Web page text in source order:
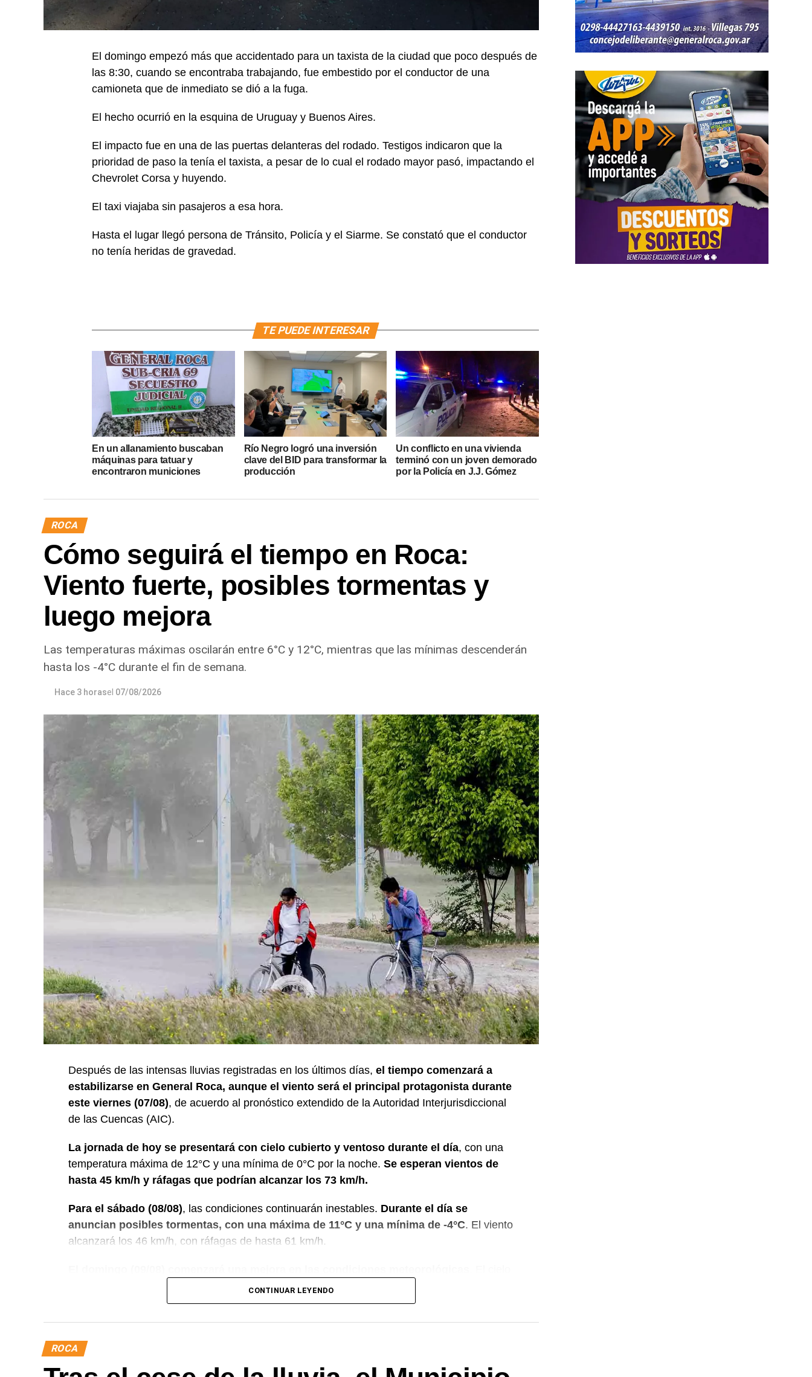
El domingo empezó más que accidentado para un taxista de la ciudad que poco después de
las 8:30, cuando se encontraba trabajando, fue embestido por el conductor de una
camioneta que de inmediato se dió a la fuga.
El hecho ocurrió en la esquina de Uruguay y Buenos Aires.
El impacto fue en una de las puertas delanteras del rodado. Testigos indicaron que la
prioridad de paso la tenía el taxista, a pesar de lo cual el rodado mayor pasó, impactando el
Chevrolet Corsa y huyendo.
El taxi viajaba sin pasajeros a esa hora.
Hasta el lugar llegó persona de Tránsito, Policía y el Siarme. Se constató que el conductor
no tenía heridas de gravedad.
TE PUEDE INTERESAR
En un allanamiento buscaban
máquinas para tatuar y
encontraron municiones
Río Negro logró una inversión
clave del BID para transformar la
producción
Un conflicto en una vivienda
terminó con un joven demorado
por la Policía en J.J. Gómez
ROCA
Cómo seguirá el tiempo en Roca:
Viento fuerte, posibles tormentas y
luego mejora
Las temperaturas máximas oscilarán entre 6°C y 12°C, mientras que las mínimas descenderán
hasta los -4°C durante el fin de semana.
Hace 3 horasel 07/08/2026
Después de las intensas lluvias registradas en los últimos días, el tiempo comenzará a
estabilizarse en General Roca, aunque el viento será el principal protagonista durante
este viernes (07/08), de acuerdo al pronóstico extendido de la Autoridad Interjurisdiccional
de las Cuencas (AIC).
La jornada de hoy se presentará con cielo cubierto y ventoso durante el día, con una
temperatura máxima de 12°C y una mínima de 0°C por la noche. Se esperan vientos de
hasta 45 km/h y ráfagas que podrían alcanzar los 73 km/h.
Para el sábado (08/08), las condiciones continuarán inestables. Durante el día se
anuncian posibles tormentas, con una máxima de 11°C y una mínima de -4°C. El viento
alcanzará los 46 km/h, con ráfagas de hasta 61 km/h.
estará mayormente despejado durante el día y despejado por la noche. La temperatura
oscilará entre una máxima de 7°C y una mínima de -3°C.
Para el martes (11/08), el pronóstico indica cielo mayormente cubierto durante el día y
CONTINUAR LEYENDO
ROCA